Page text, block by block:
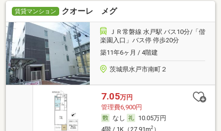
賃貸マンション クオーレ メグ
ＪＲ常磐線 水戸駅 バス10分/「偕
楽園入口」バス停 停歩20分
築11年6ヶ月 / 4階建
茨城県水戸市南町２
7.05万円
管理費6,900円
なし
10.05万円
4階 / 1K（27.91m2）